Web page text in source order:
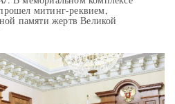
митинг-реквием,
памяти жертв Великой